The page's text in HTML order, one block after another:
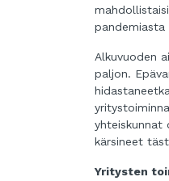
pandemiasta
Alkuvuoden
paljon.
yhteiskunnat
kärsineet
Yritysten